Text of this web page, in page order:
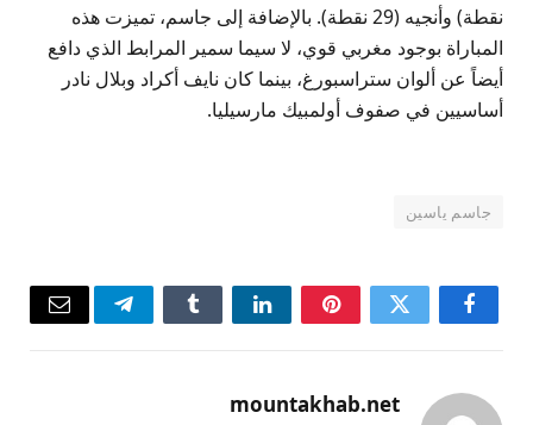
نقطة) وأنجيه (29 نقطة). بالإضافة إلى جاسم، تميزت هذه
المباراة بوجود مغربي قوي، لا سيما سمير المرابط الذي دافع
أيضاً عن ألوان ستراسبورغ، بينما كان نايف أكراد وبلال نادر
أساسيين في صفوف أولمبيك مارسيليا.
جاسم ياسين
فيسبوكتويتر بينتيريستلينكدإن Tumblr تيلقرامالبريد
mountakhab.net